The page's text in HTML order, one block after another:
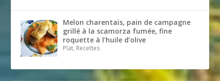
Melon charentais, pain de campagne
grillé à la scamorza fumée, fine
roquette à l’huile d’olive
Plat, Recettes